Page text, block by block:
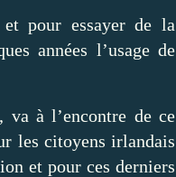
pour essayer de la
années l’usage de
va à l’encontre de ce
les citoyens irlandais
et pour ces derniers